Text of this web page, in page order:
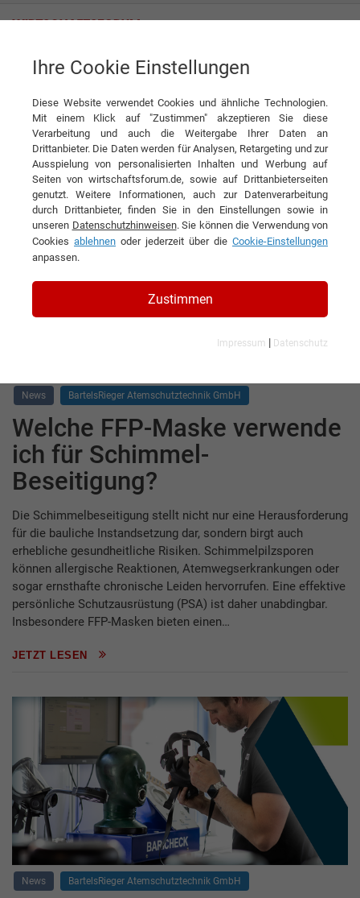
Unternehmensnews der
BartelsRieger Atemschutztechnik
GmbH
News BartelsRieger Atemschutztechnik GmbH
Welche FFP-Maske verwende
ich für Schimmel-
Beseitigung?
Die Schimmelbeseitigung stellt nicht nur eine Herausforderung
für die bauliche Instandsetzung dar, sondern birgt auch
erhebliche gesundheitliche Risiken. Schimmelpilzsporen
können allergische Reaktionen, Atemwegserkrankungen oder
sogar ernsthafte chronische Leiden hervorrufen. Eine effektive
persönliche Schutzausrüstung (PSA) ist daher unabdingbar.
Insbesondere FFP-Masken bieten einen…
JETZT LESEN
News BartelsRieger Atemschutztechnik GmbH
Ihre Cookie Einstellungen
Diese Website verwendet Cookies und ähnliche Technologien.
Mit einem Klick auf "Zustimmen" akzeptieren Sie diese
Verarbeitung und auch die Weitergabe Ihrer Daten an
Drittanbieter. Die Daten werden für Analysen, Retargeting und zur
Ausspielung von personalisierten Inhalten und Werbung auf
Seiten von wirtschaftsforum.de, sowie auf Drittanbieterseiten
genutzt. Weitere Informationen, auch zur Datenverarbeitung
durch Drittanbieter, finden Sie in den Einstellungen sowie in
unseren Datenschutzhinweisen. Sie können die Verwendung von
Cookies ablehnen oder jederzeit über die Cookie-Einstellungen
anpassen.
Zustimmen
Impressum | Datenschutz